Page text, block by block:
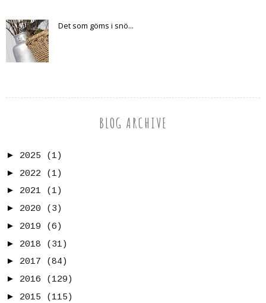
Det som göms i snö...
BLOG ARCHIVE
► 2025
(1)
► 2022
(1)
► 2021
(1)
► 2020
(3)
► 2019
(6)
► 2018
(31)
► 2017
(84)
► 2016
(129)
► 2015
(115)